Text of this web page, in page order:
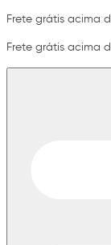
Frete grátis acima
Frete grátis acima